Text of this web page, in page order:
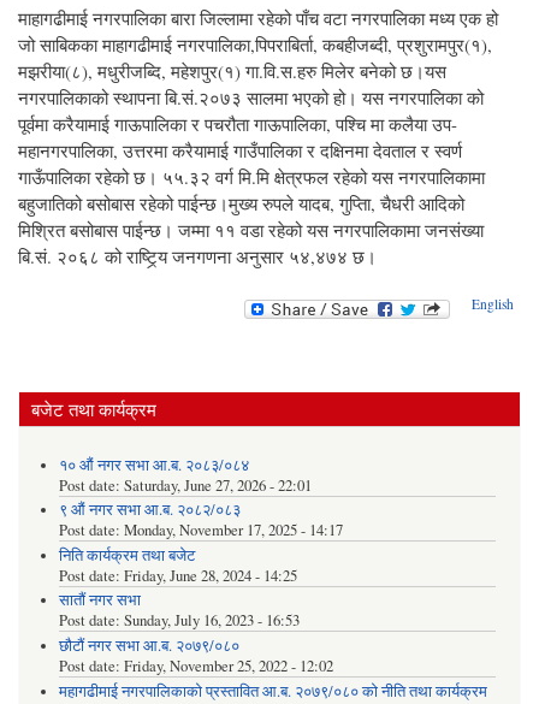
माहागढीमाई नगरपालिका बारा जिल्लामा रहेको पाँच वटा नगरपालिका मध्य एक हो
जो साबिकका माहागढीमाई नगरपालिका,पिपराबिर्ता, कबहीजब्दी, प्रशुरामपुर(१),
मझरीया(८), मधुरीजब्दि, महेशपुर(१) गा.वि.स.हरु मिलेर बनेको छ।यस
नगरपालिकाको स्थापना बि.सं.२०७३ सालमा भएको हो। यस नगरपालिका को
पूर्वमा करैयामाई गाऊपालिका र पचरौता गाऊपालिका, पश्चि मा कलैया उप-
महानगरपालिका, उत्तरमा करैयामाई गाउँपालिका र दक्षिनमा देवताल र स्वर्ण
गाऊँपालिका रहेको छ। ५५.३२ वर्ग मि.मि क्षेत्रफल रहेको यस नगरपालिकामा
बहुजातिको बसोबास रहेको पाईन्छ।मुख्य रुपले यादब, गुप्ताि, चैधरी आदिको
मिश्रित बसोबास पाईन्छ। जम्मा ११ वडा रहेको यस नगरपालिकामा जनसंख्या
बि.सं. २०६८ को राष्ट्रि्य जनगणना अनुसार ५४,४७४ छ।
English
बजेट तथा कार्यक्रम
१० औं नगर सभा आ.ब. २०८३/०८४
Post date: Saturday, June 27, 2026 - 22:01
९ औं नगर सभा आ.ब. २०८२/०८३
Post date: Monday, November 17, 2025 - 14:17
निति कार्यक्रम तथा बजेट
Post date: Friday, June 28, 2024 - 14:25
सातौं नगर सभा
Post date: Sunday, July 16, 2023 - 16:53
छौटौं नगर सभा आ.ब. २०७९/०८०
Post date: Friday, November 25, 2022 - 12:02
महागढीमाई नगरपालिकाको प्रस्तावित आ.ब. २०७९/०८० को नीति तथा कार्यक्रम